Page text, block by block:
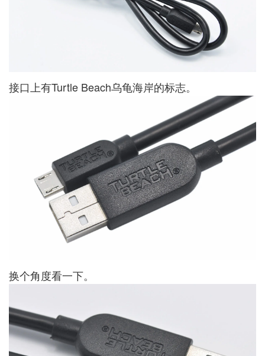
接口上有Turtle Beach乌龟海岸的标志。
换个角度看一下。